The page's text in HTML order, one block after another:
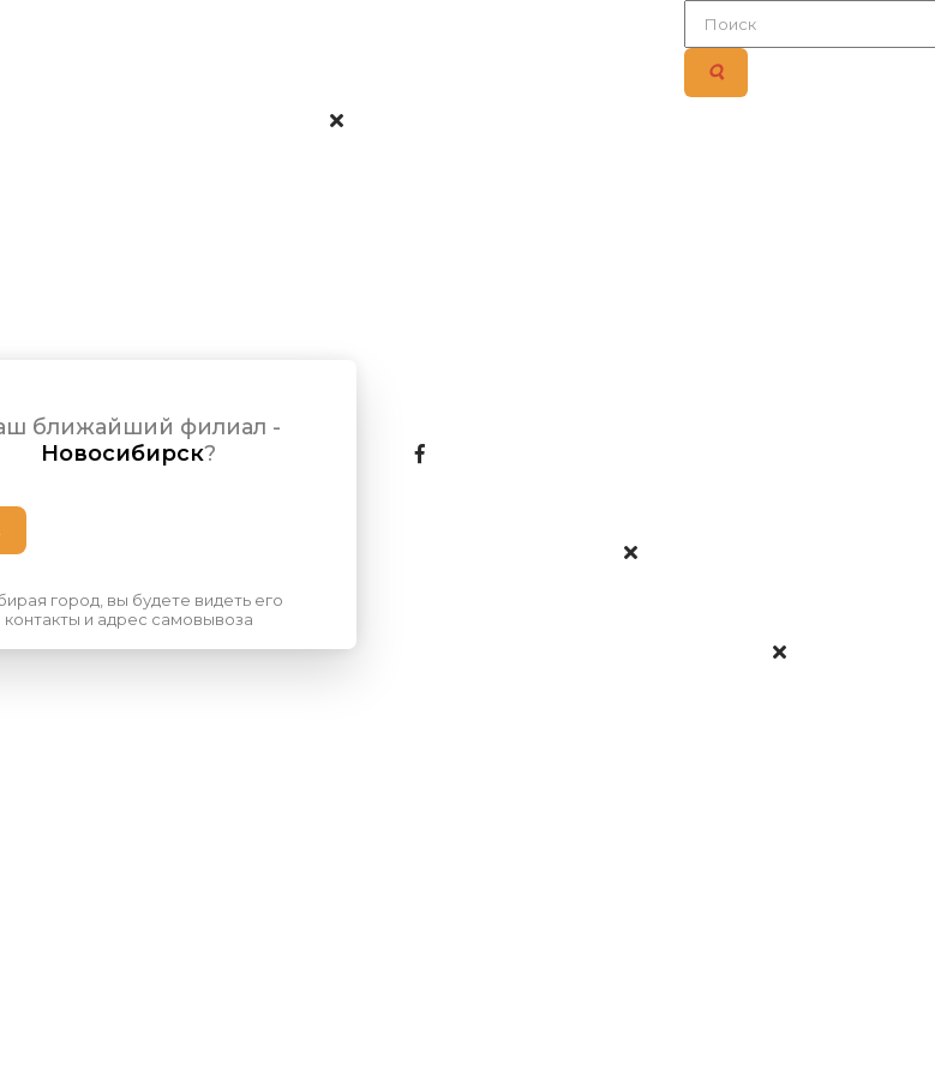
ближайший филиал -
Новосибирск?
город, вы будете видеть его
контакты и адрес самовывоза